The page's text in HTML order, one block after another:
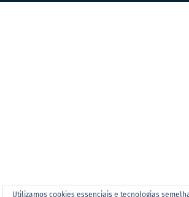
Utilizamos cookies essenciais e tecnologias